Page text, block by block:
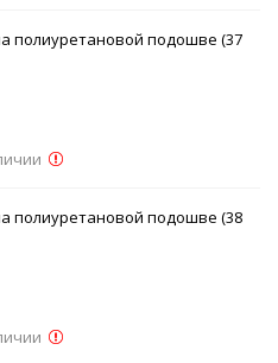
полиуретановой подошве (37
полиуретановой подошве (38